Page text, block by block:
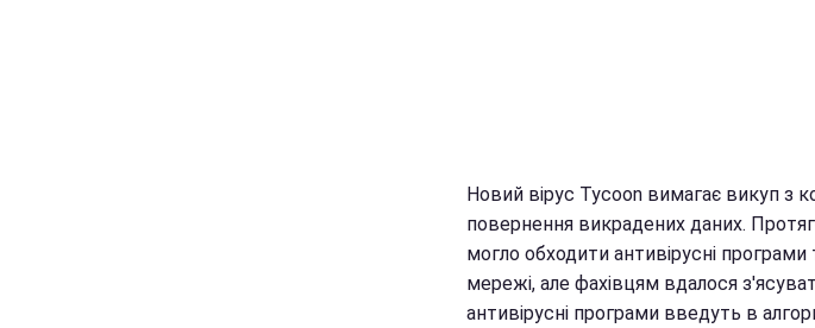
Новий вірус Tycoon вимагає викуп з
повернення викрадених даних.
могло обходити антивірусні
мережі, але фахівцям вдалося
антивірусні програми введуть в